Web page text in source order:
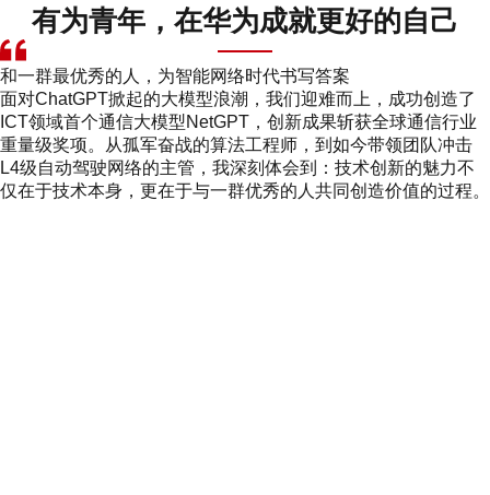
有为青年，在华为成就更好的自己
和一群最优秀的人，为智能网络时代书写答案
面对ChatGPT掀起的大模型浪潮，我们迎难而上，成功创造了
ICT领域首个通信大模型NetGPT，创新成果斩获全球通信行业
重量级奖项。从孤军奋战的算法工程师，到如今带领团队冲击
L4级自动驾驶网络的主管，我深刻体会到：技术创新的魅力不
仅在于技术本身，更在于与一群优秀的人共同创造价值的过程。